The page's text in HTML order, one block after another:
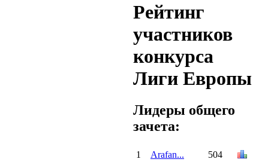
Рейтинг
участников
конкурса
Лиги Европы
Лидеры общего
зачета:
1 Arafan...
504